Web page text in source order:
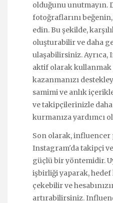
olduğunu unutmayın.
fotoğraflarını
edin. Bu şekilde,
oluşturabilir ve daha
ulaşabilirsiniz.
aktif olarak kullanmak
kazanmanızı
samimi ve anlık
ve takipçilerinizle daha
kurmanıza yardımcı
Son olarak, influencer
Instagram'da takipçi
güçlü bir yöntemidir.
işbirliği yaparak,
çekebilir ve
artırabilirsiniz.